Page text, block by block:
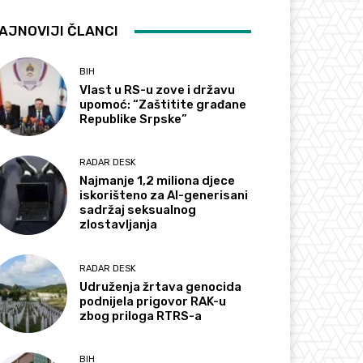
ČLANCI
BIH
Vlast u RS-u zove i državu
upomoć: “Zaštitite građane
Republike Srpske”
RADAR DESK
Najmanje 1,2 miliona djece
iskorišteno za AI-generisani
sadržaj seksualnog
zlostavljanja
RADAR DESK
Udruženja žrtava genocida
podnijela prigovor RAK-u
zbog priloga RTRS-a
BIH